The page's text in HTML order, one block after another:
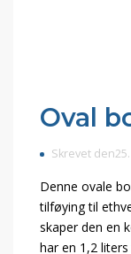
Oval
Skrevet
Denne ovale
tilføying til
skaper den en
har en 1,2